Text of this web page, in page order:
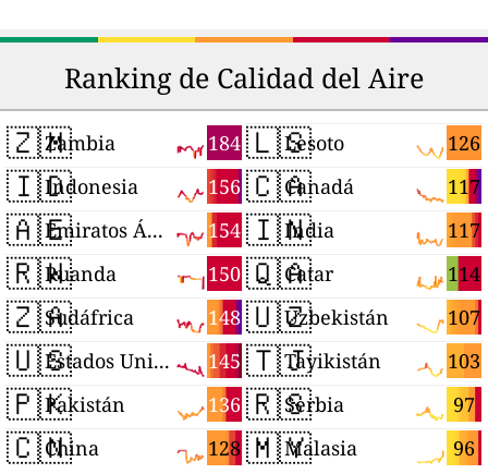
Ranking de Calidad del Aire
🇿🇲 184
Zambia
🇮🇩 156
Indonesia
🇦🇪 154
Emiratos Árabes Unidos
🇷🇼 150
Ruanda
🇿🇦 148
Sudáfrica
🇺🇸 145
Estados Unidos
🇵🇰 136
Pakistán
🇨🇳 128
China
🇱🇸 126
Lesoto
🇨🇦 117
Canadá
🇮🇳 117
India
🇶🇦 114
Catar
🇺🇿 107
Uzbekistán
🇹🇯 103
Tayikistán
🇷🇸 97
Serbia
🇲🇾 96
Malasia